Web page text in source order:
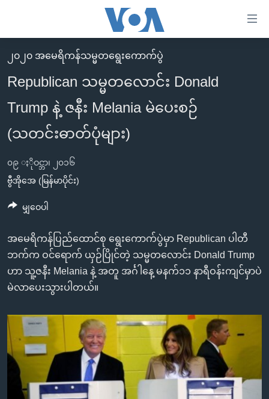
လွယ်ကူ
စေ
များ
ပင်မ
အကြောင်းအရာ
ကျော်
ရန်
ပင်မ
အ
ညွန်း
သို့
ကျော်
ကြည့်
ရှာဖွေ
မူလစာမျက်နှာ
မြန်မာ
ကမ္ဘာ့သတင်းများ
နိုင်ငံတကာ
တရုတ်
ဗွီဒီယို
ရပ်ဝန်းတခု လမ်းတခု အလွန်
အမေရိကန်သုံးအီဒီယံ
မကြေးမုံရဲ့ အင်္ဂလိပ်စာ
ရုပ်ရှင်ထဲက အင်္ဂလိပ်စာ
သုတပဒေသာ အင်္ဂလိပ်စာ
အပတ်စဉ်ကဏ္ဍများ
ရေဒီယို
တီဗွီ
ရေဒီယိုနှင့်ရုပ်သံ အချက်အလက်များ
ရေဒီယို/တီဗွီအစီအစဉ်
Learning English
ဗွီအိုအေ လူမှုကွန်ယက်များ
ဘာသာစကားများ
၂၀၂၀ အမေရိကန်သမ္မတရွေးကောက်ပွဲ
Republican သမ္မတလောင်း Donald
Trump နဲ့ ဇနီး Melania မဲပေးစဉ်
(သတင်းဓာတ်ပုံများ)
၀၉ ႏိုဝင္ဘာ၊ ၂၀၁၆
ဗွီအိုအေ (မြန်မာပိုင်း)
အမေရိကန်ပြည်ထောင်စု ရွေးကောက်ပွဲမှာ Republican ပါတီ
ဘက်က ဝင်ရောက် ယှဉ်ပြိုင်တဲ့ သမ္မတလောင်း Donald Trump
ဟာ သူ့ဇနီး Melania နဲ့ အတူ အင်္ဂါနေ့ မနက်၁၁ နာရီဝန်းကျင်မှာပဲ
မဲလာပေးသွားပါတယ်။
မျှဝေပါ